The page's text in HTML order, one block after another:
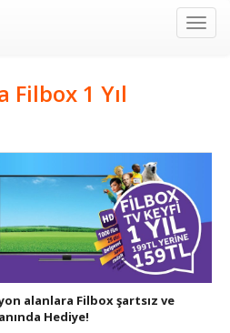
Filbox
Filbox 1 Yıl
alanlara Filbox şartsız ve
Hediye!